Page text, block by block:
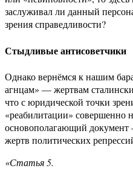
заслуживал ли данный
зрения справедливости?
Стыдливые антисоветчики
Однако вернёмся к нашим
агнцам» — жертвам
что с юридической точки
«реабилитации» совершенно
основополагающий
жертв политических
«Статья 5.